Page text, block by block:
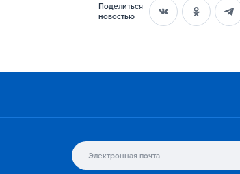
Поделиться
новостью